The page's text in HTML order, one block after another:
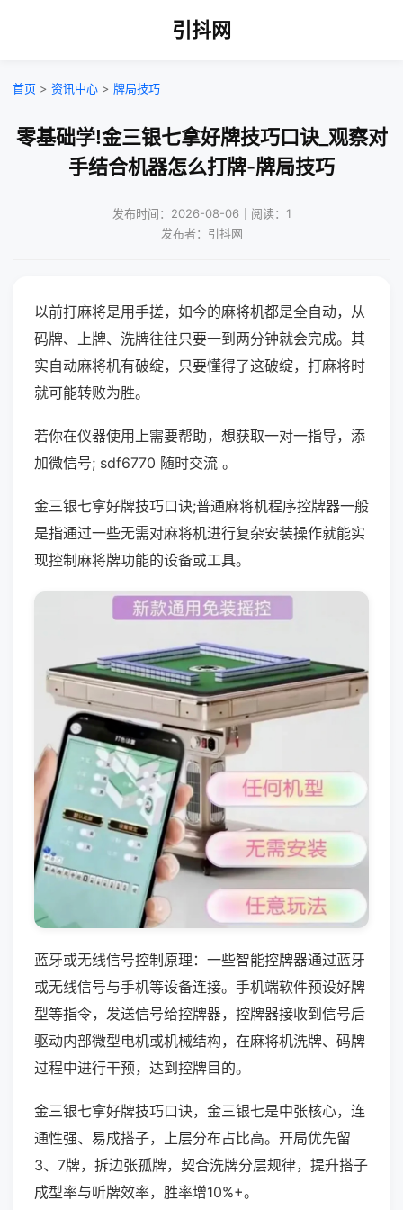
引抖网
首页 > 资讯中心 > 牌局技巧
零基础学!金三银七拿好牌技巧口诀_观察对
手结合机器怎么打牌-牌局技巧
发布时间：2026-08-06｜阅读：1
发布者：引抖网
以前打麻将是用手搓，如今的麻将机都是全自动，从
码牌、上牌、洗牌往往只要一到两分钟就会完成。其
实自动麻将机有破绽，只要懂得了这破绽，打麻将时
就可能转败为胜。
若你在仪器使用上需要帮助，想获取一对一指导，添
加微信号; sdf6770 随时交流 。
金三银七拿好牌技巧口诀;普通麻将机程序控牌器一般
是指通过一些无需对麻将机进行复杂安装操作就能实
现控制麻将牌功能的设备或工具。
蓝牙或无线信号控制原理：一些智能控牌器通过蓝牙
或无线信号与手机等设备连接。手机端软件预设好牌
型等指令，发送信号给控牌器，控牌器接收到信号后
驱动内部微型电机或机械结构，在麻将机洗牌、码牌
过程中进行干预，达到控牌目的。
金三银七拿好牌技巧口诀，金三银七是中张核心，连
通性强、易成搭子，上层分布占比高。开局优先留
3、7牌，拆边张孤牌，契合洗牌分层规律，提升搭子
成型率与听牌效率，胜率增10%+。